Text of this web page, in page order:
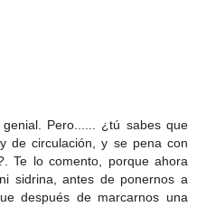
Pero...... ¿tú sabes que
de circulación, y se pena con
Te lo comento, porque ahora
sidrina, antes de ponernos a
después de marcarnos una